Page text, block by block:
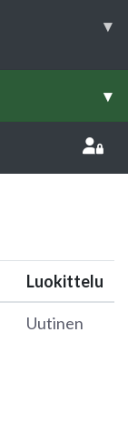
▾
▾
Luokittelu
Uutinen